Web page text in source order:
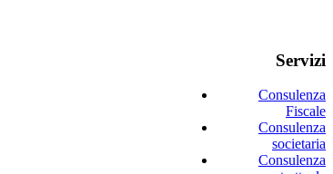
Servizi
Consulenza
Fiscale
Consulenza
societaria
Consulenza